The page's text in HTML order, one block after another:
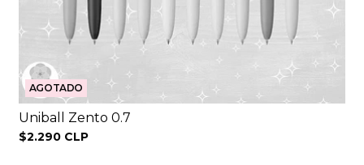
AGOTADO
Uniball Zento 0.7
$2.290 CLP